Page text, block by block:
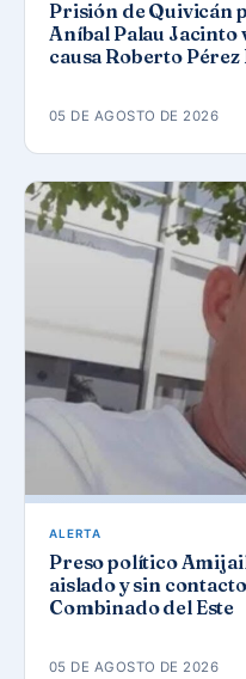
Prisión de Quivicán
Aníbal Palau Jacinto
causa Roberto Pérez
05 DE AGOSTO DE 2026
ALERTA
Preso político
aislado y sin
Combinado del Este
05 DE AGOSTO DE 2026